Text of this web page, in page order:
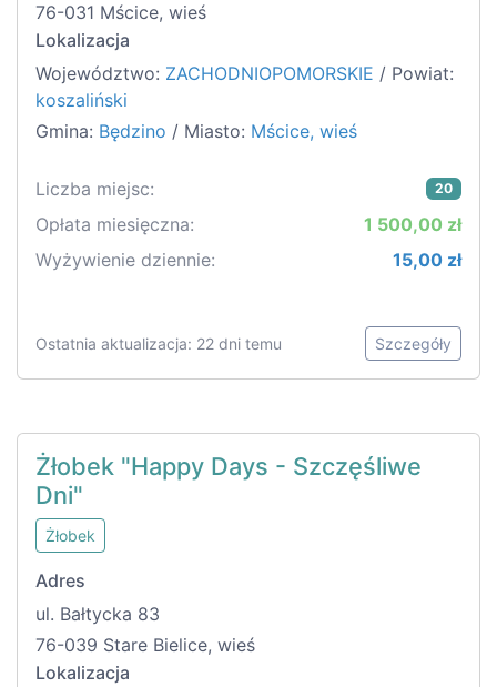
76-031 Mścice, wieś
Lokalizacja
Województwo: ZACHODNIOPOMORSKIE / Powiat:
koszaliński
Gmina: Będzino / Miasto: Mścice, wieś
Liczba miejsc: 20
Opłata miesięczna:
1 500,00 zł
Wyżywienie dziennie:
15,00 zł
Ostatnia aktualizacja: 22 dni temu Szczegóły
Żłobek "Happy Days - Szczęśliwe
Dni"
Żłobek
Adres
ul. Bałtycka 83
76-039 Stare Bielice, wieś
Lokalizacja